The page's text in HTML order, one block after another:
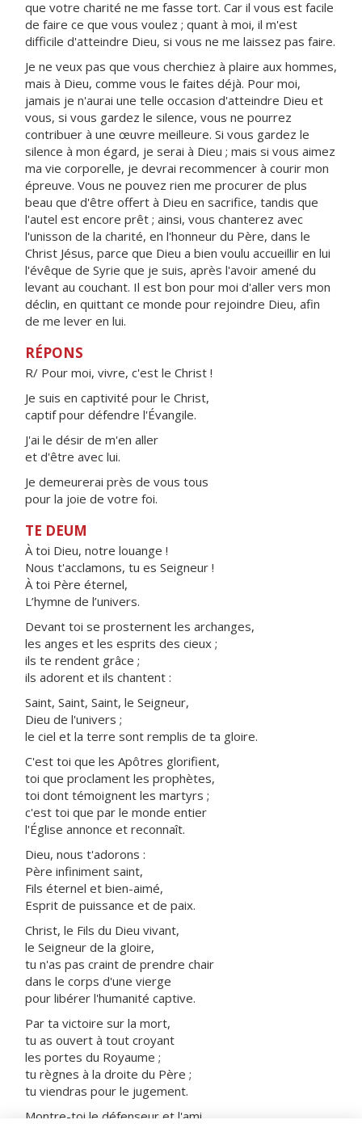
que votre charité ne me fasse tort. Car il vous est facile
de faire ce que vous voulez ; quant à moi, il m'est
difficile d'atteindre Dieu, si vous ne me laissez pas faire.
Je ne veux pas que vous cherchiez à plaire aux hommes,
mais à Dieu, comme vous le faites déjà. Pour moi,
jamais je n'aurai une telle occasion d'atteindre Dieu et
vous, si vous gardez le silence, vous ne pourrez
contribuer à une œuvre meilleure. Si vous gardez le
silence à mon égard, je serai à Dieu ; mais si vous aimez
ma vie corporelle, je devrai recommencer à courir mon
épreuve. Vous ne pouvez rien me procurer de plus
beau que d'être offert à Dieu en sacrifice, tandis que
l'autel est encore prêt ; ainsi, vous chanterez avec
l'unisson de la charité, en l'honneur du Père, dans le
Christ Jésus, parce que Dieu a bien voulu accueillir en lui
l'évêque de Syrie que je suis, après l'avoir amené du
levant au couchant. Il est bon pour moi d'aller vers mon
déclin, en quittant ce monde pour rejoindre Dieu, afin
de me lever en lui.
RÉPONS
R/ Pour moi, vivre, c'est le Christ !
Je suis en captivité pour le Christ,
captif pour défendre l'Évangile.
J'ai le désir de m'en aller
et d'être avec lui.
Je demeurerai près de vous tous
pour la joie de votre foi.
TE DEUM
À toi Dieu, notre louange !
Nous t'acclamons, tu es Seigneur !
À toi Père éternel,
L’hymne de l’univers.
Devant toi se prosternent les archanges,
les anges et les esprits des cieux ;
ils te rendent grâce ;
ils adorent et ils chantent :
Saint, Saint, Saint, le Seigneur,
Dieu de l'univers ;
le ciel et la terre sont remplis de ta gloire.
C'est toi que les Apôtres glorifient,
toi que proclament les prophètes,
toi dont témoignent les martyrs ;
c'est toi que par le monde entier
l'Église annonce et reconnaît.
Dieu, nous t'adorons :
Père infiniment saint,
Fils éternel et bien-aimé,
Esprit de puissance et de paix.
Christ, le Fils du Dieu vivant,
le Seigneur de la gloire,
tu n'as pas craint de prendre chair
dans le corps d'une vierge
pour libérer l'humanité captive.
Par ta victoire sur la mort,
tu as ouvert à tout croyant
les portes du Royaume ;
tu règnes à la droite du Père ;
tu viendras pour le jugement.
Montre-toi le défenseur et l'ami